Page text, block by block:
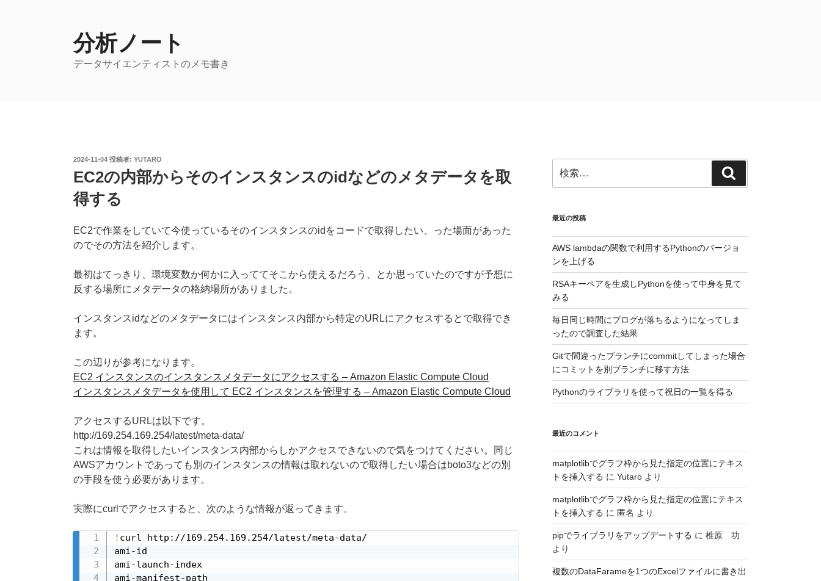
分析ノート
データサイエンティストのメモ書き
投
日:
2024-11-04 投稿者: YUTARO
EC2の内部からそのインスタンスのidなどのメタデータを取
得する
EC2で作業をしていて今使っているそのインスタンスのidをコードで取得したい、った場面があった
のでその方法を紹介します。
最初はてっきり、環境変数か何かに入っててそこから使えるだろう、とか思っていたのですが予想に
反する場所にメタデータの格納場所がありました。
インスタンスidなどのメタデータにはインスタンス内部から特定のURLにアクセスするとで取得でき
ます。
この辺りが参考になります。
EC2 インスタンスのインスタンスメタデータにアクセスする – Amazon Elastic Compute Cloud
インスタンスメタデータを使用して EC2 インスタンスを管理する – Amazon Elastic Compute Cloud
アクセスするURLは以下です。
http://169.254.169.254/latest/meta-data/
これは情報を取得したいインスタンス内部からしかアクセスできないので気をつけてください。同じ
AWSアカウントであっても別のインスタンスの情報は取れないので取得したい場合はboto3などの別
の手段を使う必要があります。
実際にcurlでアクセスすると、次のような情報が返ってきます。
! curl http://169.254.169.254/latest/meta-data/
ami-id
ami-launch-index
ami-manifest-path
索:
索
最近の投稿
AWS lambdaの関数で利用するPythonのバージョ
ンを上げる
RSAキーペアを生成しPythonを使って中身を見て
みる
毎日同じ時間にブログが落ちるようになってしま
ったので調査した結果
Gitで間違ったブランチにcommitしてしまった場合
にコミットを別ブランチに移す方法
Pythonのライブラリを使って祝日の一覧を得る
最近のコメント
matplotlibでグラフ枠から見た指定の位置にテキス
トを挿入する に Yutaroより
matplotlibでグラフ枠から見た指定の位置にテキス
トを挿入する に 匿名 より
pipでライブラリをアップデートする に 椎原 功
より
複数のDataFarameを1つのExcelファイルに書き出